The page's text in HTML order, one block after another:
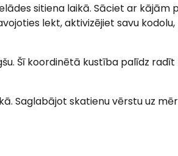
sitiena laikā. Sāciet ar kājām
lekt, aktivizējiet savu kodolu,
Šī koordinētā kustība palīdz radīt
Saglabājot skatienu vērstu uz